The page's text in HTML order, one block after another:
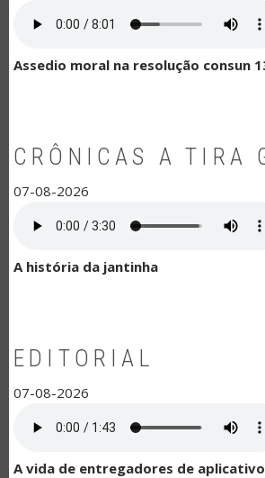
Assedio moral na resolução consun
CRÔNICAS A TIRA
07-08-2026
A história da jantinha
EDITORIAL
07-08-2026
A vida de entregadores de aplicativo